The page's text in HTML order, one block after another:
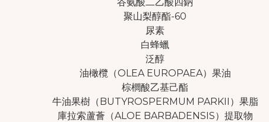
聚山梨醇酯-60
尿素
白蜂蠟
泛醇
油橄欖（OLEA EUROPAEA）果油
棕櫚酸乙基己酯
牛油果樹（BUTYROSPERMUM PARKII）果脂
庫拉索蘆薈（ALOE BARBADENSIS）提取物